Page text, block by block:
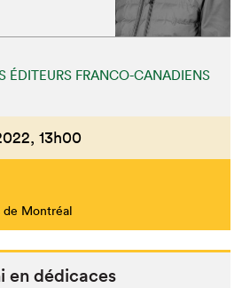
ÉDITEURS FRANCO-CANADIENS
13h00
de Montréal
en dédicaces